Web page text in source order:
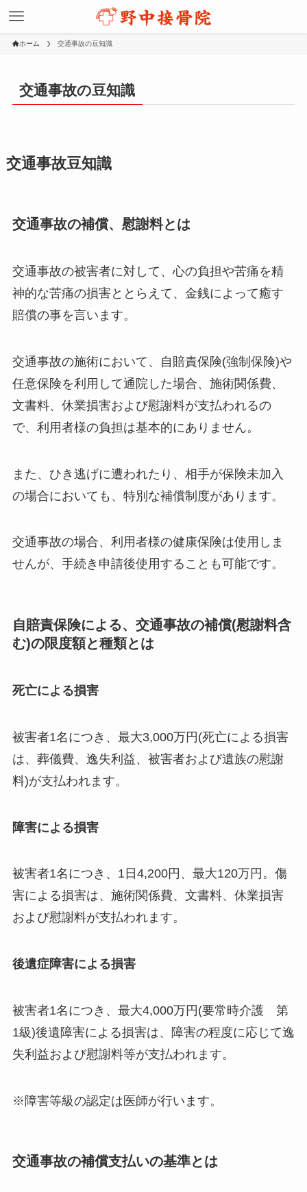
ホーム 交通事故の豆知識
交通事故の豆知識
交通事故豆知識
交通事故の補償、慰謝料とは
交通事故の被害者に対して、心の負担や苦痛を精
神的な苦痛の損害ととらえて、金銭によって癒す
賠償の事を言います。
交通事故の施術において、自賠責保険(強制保険)や
任意保険を利用して通院した場合、施術関係費、
文書料、休業損害および慰謝料が支払われるの
で、利用者様の負担は基本的にありません。
また、ひき逃げに遭われたり、相手が保険未加入
の場合においても、特別な補償制度があります。
交通事故の場合、利用者様の健康保険は使用しま
せんが、手続き申請後使用することも可能です。
自賠責保険による、交通事故の補償(慰謝料含
む)の限度額と種類とは
死亡による損害
被害者1名につき、最大3,000万円(死亡による損害
は、葬儀費、逸失利益、被害者および遺族の慰謝
料)が支払われます。
障害による損害
被害者1名につき、1日4,200円、最大120万円。傷
害による損害は、施術関係費、文書料、休業損害
および慰謝料が支払われます。
後遺症障害による損害
被害者1名につき、最大4,000万円(要常時介護 第
1級)後遺障害による損害は、障害の程度に応じて逸
失利益および慰謝料等が支払われます。
※障害等級の認定は医師が行います。
交通事故の補償支払いの基準とは